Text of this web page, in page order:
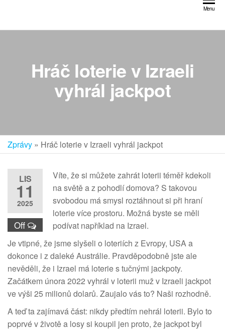
obsah
Menu
Hráč loterie v Izraeli
vyhrál jackpot
Zprávy » Hráč loterie v Izraeli vyhrál jackpot
LIS
11
2025
Off
Víte, že si můžete zahrát loterii téměř kdekoli
na světě a z pohodlí domova? S takovou
svobodou má smysl roztáhnout si při hraní
loterie více prostoru. Možná byste se měli
podívat například na Izrael.
Je vtipné, že jsme slyšeli o loteriích z Evropy, USA a
dokonce i z daleké Austrálie. Pravděpodobně jste ale
nevěděli, že i Izrael má loterie s tučnými jackpoty.
Začátkem února 2022 vyhrál v loterii muž v Izraeli jackpot
ve výši 25 milionů dolarů. Zaujalo vás to? Naši rozhodně.
A teď ta zajímavá část: nikdy předtím nehrál loterii. Bylo to
poprvé v životě a losy si koupil jen proto, že jackpot byl